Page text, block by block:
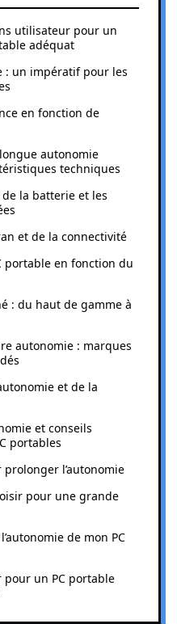
utilisateur pour un
adéquat
: un impératif pour les
en fonction de
autonomie
techniques
la batterie et les
et de la connectivité
portable en fonction du
: du haut de gamme à
autonomie : marques
et de la
et conseils
portables
l’autonomie
pour une grande
de mon PC
un PC portable